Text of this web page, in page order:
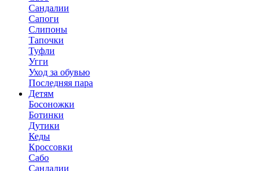
Сандалии
Сапоги
Слипоны
Тапочки
Туфли
Угги
Уход за обувью
Последняя пара
Детям
Босоножки
Ботинки
Дутики
Кеды
Кроссовки
Сабо
Сандалии